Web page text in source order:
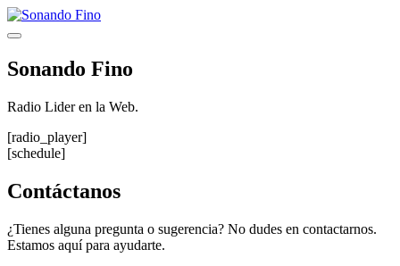
Saltar
al
Menú
Sonando Fino
Radio Lider en la Web.
[radio_player]
[schedule]
Contáctanos
¿Tienes alguna pregunta o sugerencia? No dudes en contactarnos.
Estamos aquí para ayudarte.